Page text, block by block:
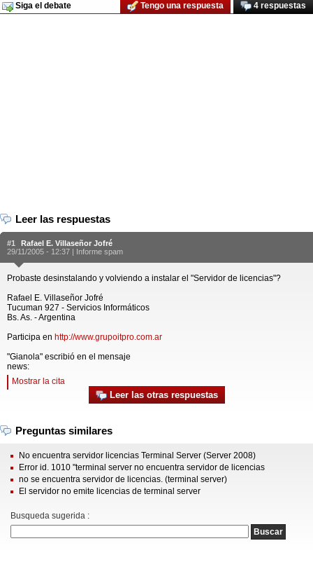
Siga el debate 4 respuestas
Tengo una respuesta
Leer las respuestas
#1
Rafael E. Villaseñor Jofré
29/11/2005 - 12:37 | Informe spam
Probaste desinstalando y volviendo a instalar el "Servidor de licencias"?
Rafael E. Villaseñor Jofré
Tucuman 927 - Servicios Informáticos
Bs. As. - Argentina
Participa en http://www.grupoitpro.com.ar
"Gianola" escribió en el mensaje
news:
Mostrar la cita
Leer las otras respuestas
Preguntas similares
No encuentra servidor licencias Terminal Server (Server 2008)
Error id. 1010 "terminal server no encuentra servidor de licencias
no se encuentra servidor de licencias. (terminal server)
El servidor no emite licencias de terminal server
Busqueda sugerida :